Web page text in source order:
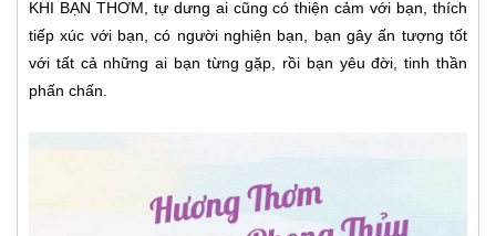
KHI BẠN THƠM, tự dưng ai cũng có thiện cảm với bạn, thích
tiếp xúc với bạn, có người nghiện bạn, bạn gây ấn tượng tốt
với tất cả những ai bạn từng gặp, rồi bạn yêu đời, tinh thần
phấn chấn.